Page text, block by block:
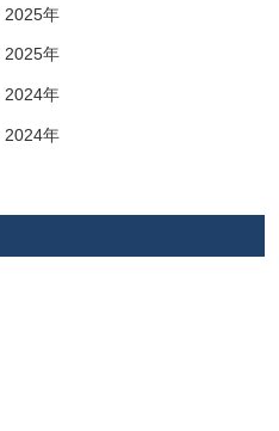
2025年
2025年
2024年
2024年